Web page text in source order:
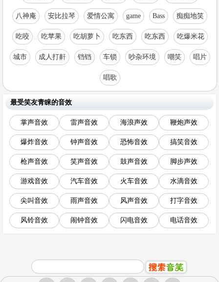
八神庵 安比拉琴 爱情公寓 game Bass 痴痴地笑
吃咬 吃苹果 吃胡萝卜 吃东西 吃东西 吃爆米花
城市 成人打鼾 铛铛 车锁 吵杂环境 嘲笑 唱片
唱歌
最受笑友青睐的音效
掌声音效 雷声音效 海浪声效 鞭炮声效
爆炸音效 钟声音效 恐怖音效 搞笑音效
枪声音效 笑声音效 鼓声音效 脚步声效
游戏音效 汽车音效 火车音效 水滴音效
尖叫音效 雨声音效 风声音效 打字音效
风铃音效 闹钟音效 闪电音效 电话音效